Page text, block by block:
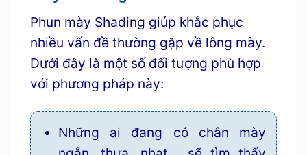
Phun mày Shading giúp khắc phục
nhiều vấn đề thường gặp về lông mày.
Dưới đây là một số đối tượng phù hợp
với phương pháp này:
Những ai đang có chân mày